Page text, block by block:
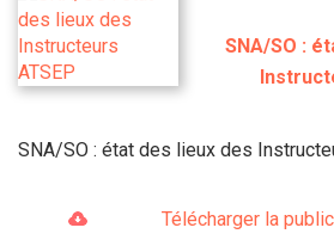
SNA/SO :
SNA/SO : état des lieux des
Télécharger la